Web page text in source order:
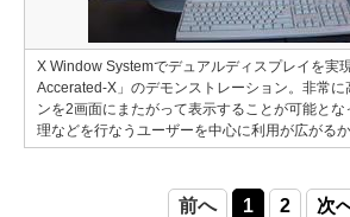
X Window Systemでデュアルディスプレイを実
Accerated-X」のデモンストレーション。非常に
ンを2画面にまたがって表示することが可能と
理などを行なうユーザーを中心に利用が広がる
前へ 1 2 次